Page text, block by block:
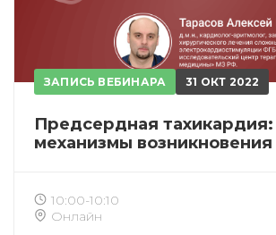
ЗАПИСЬ ВЕБИНАРА 31 ОКТ 2022
Предсердная тахикардия:
механизмы
10:00-10:10
Онлайн
ЗАРЕГИСТРИРОВАТЬСЯ
ПОЛУЧИТЬ
Подтвердите
После подтверждения